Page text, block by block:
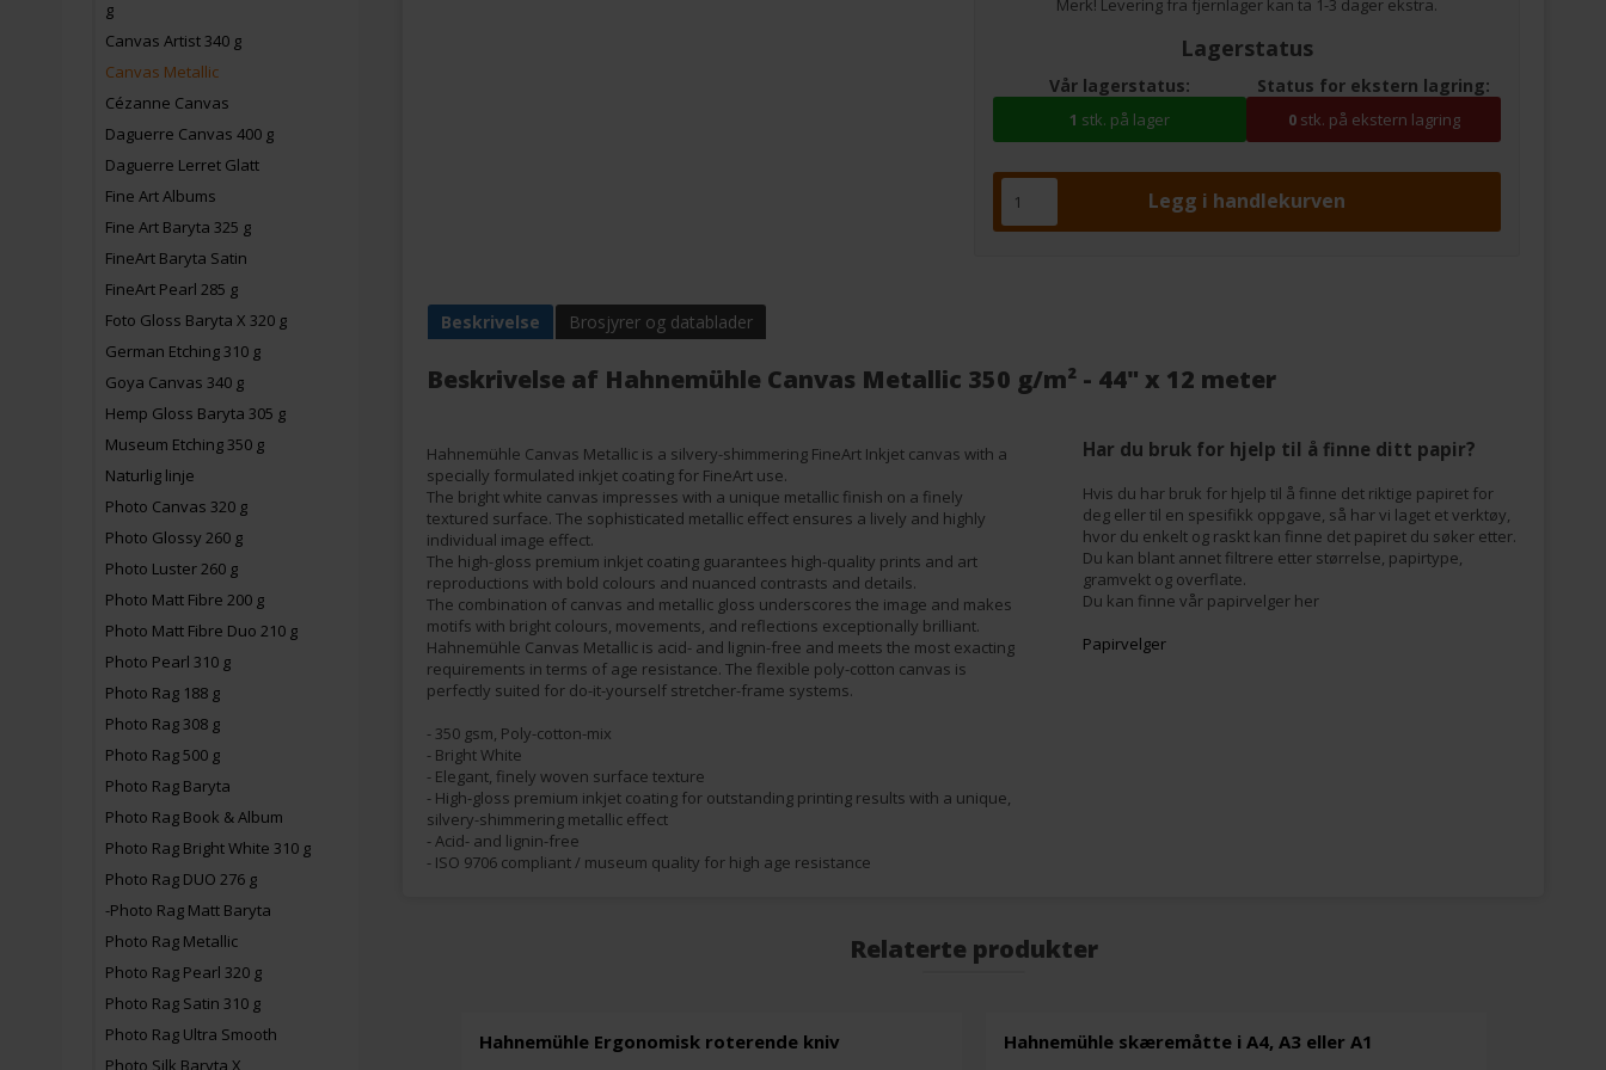
g
Canvas Artist 340 g
Canvas Metallic
Cézanne Canvas
Daguerre Canvas 400 g
Daguerre Lerret Glatt
Fine Art Albums
Fine Art Baryta 325 g
FineArt Baryta Satin
FineArt Pearl 285 g
Foto Gloss Baryta X 320 g
German Etching 310 g
Goya Canvas 340 g
Hemp Gloss Baryta 305 g
Museum Etching 350 g
Naturlig linje
Photo Canvas 320 g
Photo Glossy 260 g
Photo Luster 260 g
Photo Matt Fibre 200 g
Photo Matt Fibre Duo 210 g
Photo Pearl 310 g
Photo Rag 188 g
Photo Rag 308 g
Photo Rag 500 g
Photo Rag Baryta
Photo Rag Book & Album
Photo Rag Bright White 310 g
Photo Rag DUO 276 g
-Photo Rag Matt Baryta
Photo Rag Metallic
Photo Rag Pearl 320 g
Photo Rag Satin 310 g
Photo Rag Ultra Smooth
Photo Silk Baryta X
Merk! Levering fra fjernlager kan ta 1-3 dager ekstra.
Lagerstatus
Vår lagerstatus:
1 stk. på lager
Status for ekstern lagring:
0stk. på ekstern lagring
Beskrivelse Brosjyrer og datablader
Beskrivelse af Hahnemühle Canvas Metallic 350 g/m² - 44" x 12 meter
Hahnemühle Canvas Metallic is a silvery-shimmering FineArt Inkjet canvas with a
specially formulated inkjet coating for FineArt use.
The bright white canvas impresses with a unique metallic finish on a finely
textured surface. The sophisticated metallic effect ensures a lively and highly
individual image effect.
The high-gloss premium inkjet coating guarantees high-quality prints and art
reproductions with bold colours and nuanced contrasts and details.
The combination of canvas and metallic gloss underscores the image and makes
motifs with bright colours, movements, and reflections exceptionally brilliant.
Hahnemühle Canvas Metallic is acid- and lignin-free and meets the most exacting
requirements in terms of age resistance. The flexible poly-cotton canvas is
perfectly suited for do-it-yourself stretcher-frame systems.
- 350 gsm, Poly-cotton-mix
- Bright White
- Elegant, finely woven surface texture
- High-gloss premium inkjet coating for outstanding printing results with a unique,
silvery-shimmering metallic effect
- Acid- and lignin-free
- ISO 9706 compliant / museum quality for high age resistance
Har du bruk for hjelp til å finne ditt papir?
Hvis du har bruk for hjelp til å finne det riktige papiret for
deg eller til en spesifikk oppgave, så har vi laget et verktøy,
hvor du enkelt og raskt kan finne det papiret du søker etter.
Du kan blant annet filtrere etter størrelse, papirtype,
gramvekt og overflate.
Du kan finne vår papirvelger her
Papirvelger
Relaterte produkter
Hahnemühle Ergonomisk roterende kniv Hahnemühle skæremåtte i A4, A3 eller A1